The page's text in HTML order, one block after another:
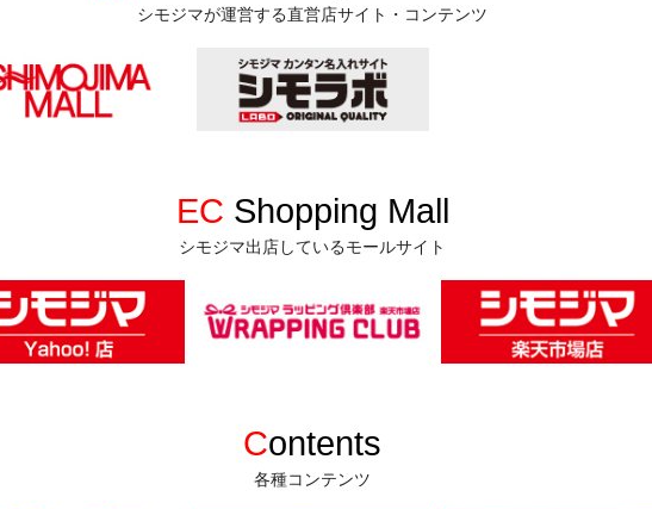
シモジマが運営する直営店サイト・コンテンツ
EC Shopping Mall
シモジマ出店しているモールサイト
Contents
各種コンテンツ